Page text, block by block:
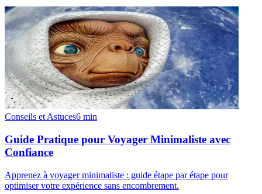
Conseils et Astuces6 min
Guide Pratique pour Voyager Minimaliste avec
Confiance
Apprenez à voyager minimaliste : guide étape par étape pour
optimiser votre expérience sans encombrement.